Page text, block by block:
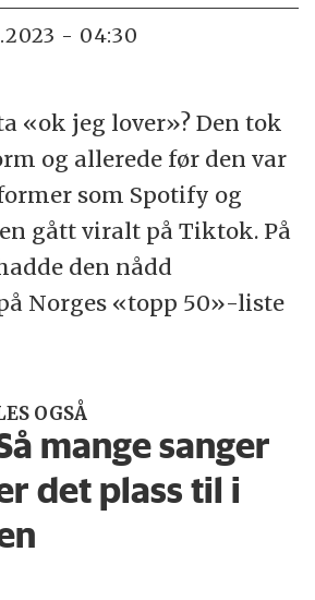
- 04:30
«ok jeg lover»? Den tok
og allerede før den var
som Spotify og
gått viralt på Tiktok. På
den nådd
Norges «topp 50»-liste
OGSÅ
mange sanger
det plass til i